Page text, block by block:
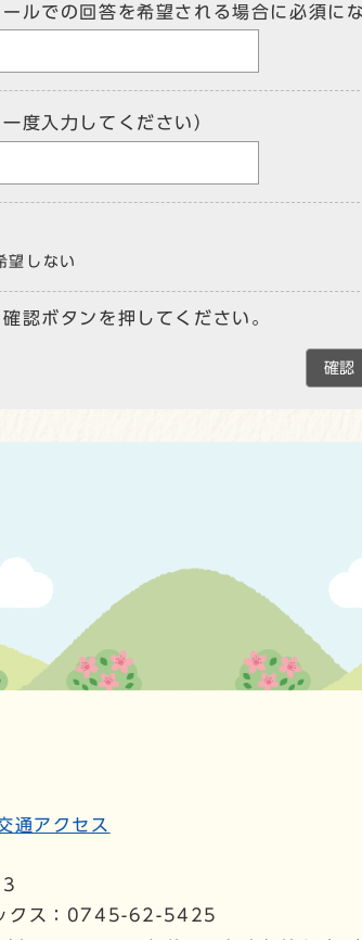
ルでの回答を希望される場合に必須に
度入力してください）
望しない
認ボタンを押してください。
確認
通アクセス
クス：0745-62-5425